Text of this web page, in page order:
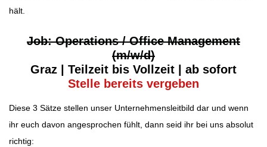
hält.
Job: Operations / Office Management
(m/w/d)
Graz | Teilzeit bis Vollzeit
| ab sofort
Stelle bereits vergeben
Diese 3 Sätze stellen unser Unternehmensleitbild dar und wenn
ihr euch davon angesprochen fühlt, dann seid ihr bei uns absolut
richtig: